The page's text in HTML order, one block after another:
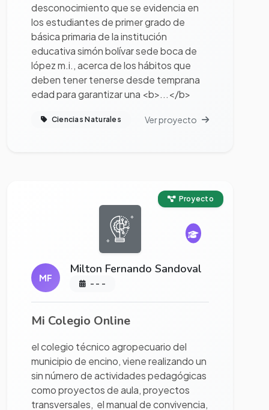
desconocimiento que se evidencia en
los estudiantes de primer grado de
básica primaria de la institución
educativa simón bolívar sede boca de
lópez m.i., acerca de los hábitos que
deben tener tenerse desde temprana
edad para garantizar una <b>...</b>
Ciencias Naturales Ver proyecto
Proyecto
MF
Milton Fernando Sandoval
- - -
Mi Colegio Online
el colegio técnico agropecuario del
municipio de encino, viene realizando un
sin número de actividades pedagógicas
como proyectos de aula, proyectos
transversales, el manual de convivencia,